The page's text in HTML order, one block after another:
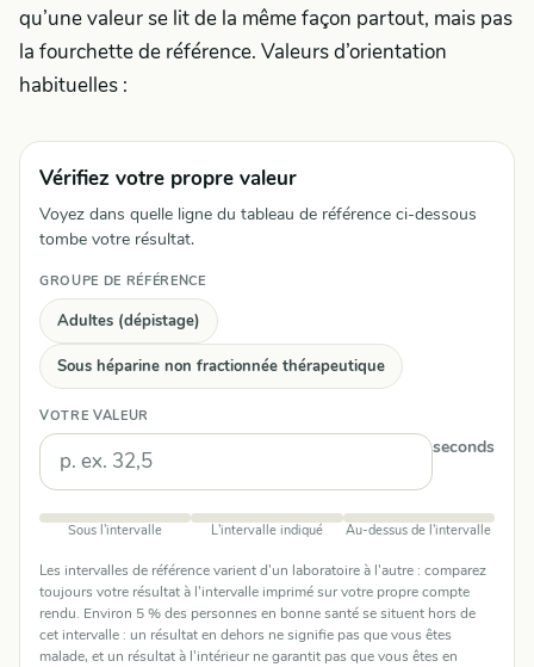
qu’une valeur se lit de la même façon partout, mais pas
la fourchette de référence. Valeurs d’orientation
habituelles :
Vérifiez votre propre valeur
Voyez dans quelle ligne du tableau de référence ci-dessous
tombe votre résultat.
GROUPE DE RÉFÉRENCE
Adultes (dépistage)
Sous héparine non fractionnée thérapeutique
VOTRE VALEUR
seconds
Sous l'intervalle L'intervalle indiqué Au-dessus de l'intervalle
Les intervalles de référence varient d'un laboratoire à l'autre : comparez
toujours votre résultat à l'intervalle imprimé sur votre propre compte
rendu. Environ 5 % des personnes en bonne santé se situent hors de
cet intervalle : un résultat en dehors ne signifie pas que vous êtes
malade, et un résultat à l'intérieur ne garantit pas que vous êtes en